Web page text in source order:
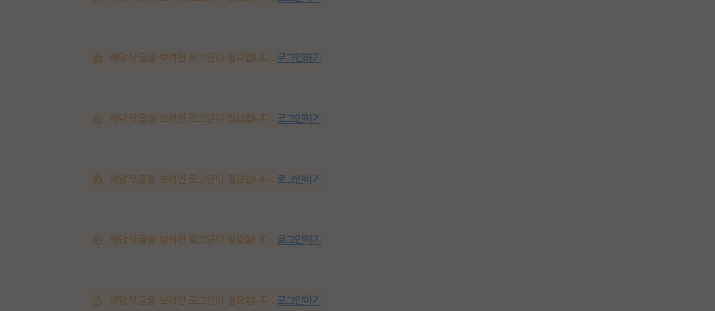
해당 댓글을 보려면 로그인이 필요합니다. 로그인하기
해당 댓글을 보려면 로그인이 필요합니다. 로그인하기
해당 댓글을 보려면 로그인이 필요합니다. 로그인하기
해당 댓글을 보려면 로그인이 필요합니다. 로그인하기
해당 댓글을 보려면 로그인이 필요합니다. 로그인하기